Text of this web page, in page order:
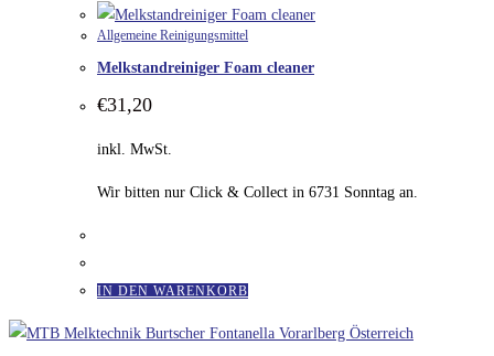
Allgemeine Reinigungsmittel
Melkstandreiniger Foam cleaner
€31,20
inkl. MwSt.
Wir bitten nur Click & Collect in 6731 Sonntag an.
IN DEN WARENKORB